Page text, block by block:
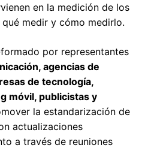
en la medición de los
medir y cómo medirlo.
por representantes
agencias de
de tecnología,
móvil, publicistas y
la estandarización de
actualizaciones
a través de reuniones